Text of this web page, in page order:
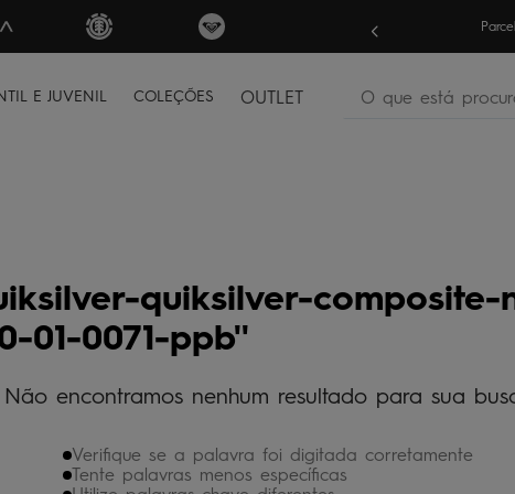
Garanta 10% OFF em sua 1ª compra
E JUVENIL COLEÇÕES OUTLET
O que está
quiksilver-
01-0071-ppb
Não encontramos nenhum resultado para sua
Verifique se a palavra foi digitada corretamente
Tente palavras menos específicas
º regata
5º bermuda
8º boardshort